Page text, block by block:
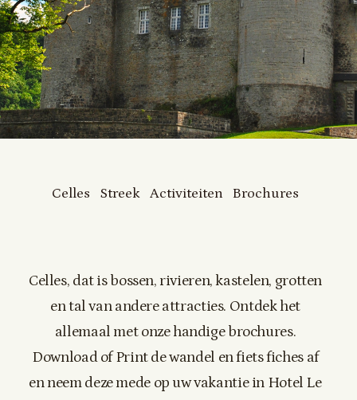
Celles Streek Activiteiten Brochures
Celles, dat is bossen, rivieren, kastelen, grotten
en tal van andere attracties. Ontdek het
allemaal met onze handige brochures.
Download of Print de wandel en fiets fiches af
en neem deze mede op uw vakantie in Hotel Le